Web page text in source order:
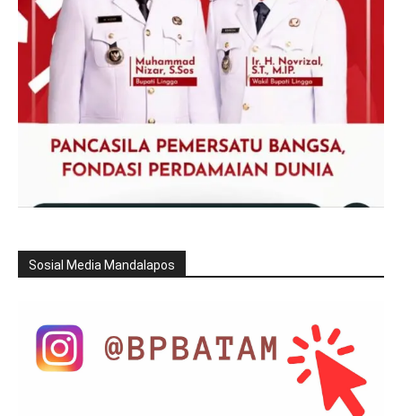
Sosial Media Mandalapos